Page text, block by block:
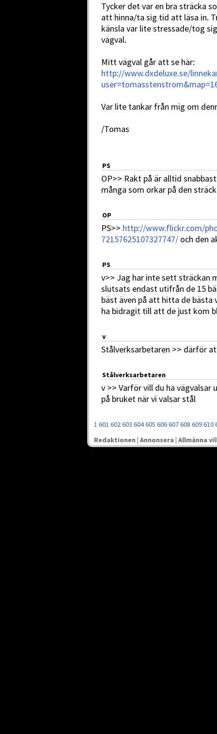
Tycker det var en bra sträcka
att hinna/ta sig tid att läsa in.
känsla var lite stressade/tog
vägval.
Mitt vägval går att se här:
http://www.dxdeluxe.se/
Var lite tankar från mig om
/Tomas
PS
OP>> Rakt på är alltid
många som orkar på den
OP
PS>> http://www.flickr.com/
72157625107327747/ och den
PS
v>> Jag har inte sett sträckan
slutsats endast utifrån de 15
bäst även på att hitta de bästa
ha bidragit till att de just kom
v
Stålverksarbetaren >> därför
Stålverksarbetaren
v >> Varför vill du ha vägvalsar
på bruket när vi valsar stål
1 601 602603 604605 606607608 609610
Redaktionen | Annonsera | Allmänna